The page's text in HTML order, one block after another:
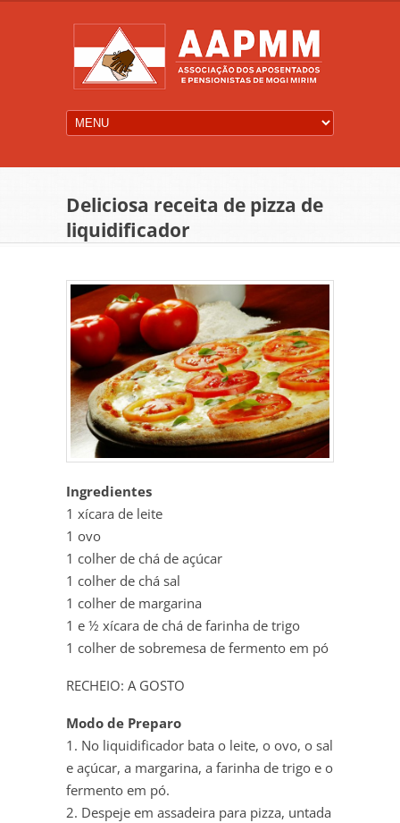
Deliciosa receita de pizza de
liquidificador
Ingredientes
1 xícara de leite
1 ovo
1 colher de chá de açúcar
1 colher de chá sal
1 colher de margarina
1 e ½ xícara de chá de farinha de trigo
1 colher de sobremesa de fermento em pó
RECHEIO: A GOSTO
Modo de Preparo
1. No liquidificador bata o leite, o ovo, o sal
e açúcar, a margarina, a farinha de trigo e o
fermento em pó.
2. Despeje em assadeira para pizza, untada